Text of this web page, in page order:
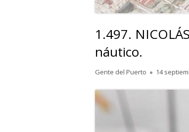
1.497.
náutico.
Autor
Gente del Puerto
Publicado
14